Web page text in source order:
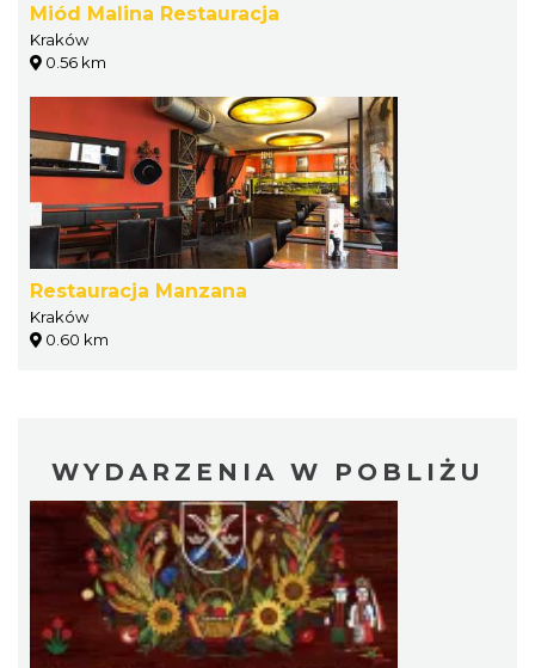
Miód Malina Restauracja
Kraków
0.56 km
Restauracja Manzana
Kraków
0.60 km
WYDARZENIA W POBLIŻU